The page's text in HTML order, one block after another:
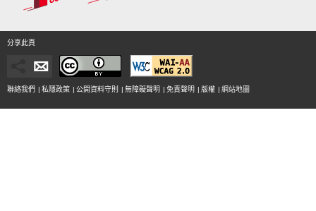
分享此頁
聯絡我們 | 私隱政策 | 公開資料守則 | 無障礙聲明 | 免責聲明 | 版權 | 網站地圖